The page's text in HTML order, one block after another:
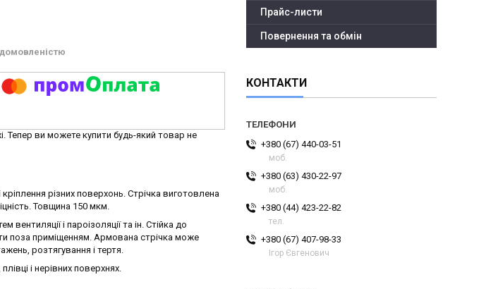
Тепер ви можете купити будь-який товар не
різних поверхонь. Стрічка виготовлена
Товщина 150 мкм.
і пароізоляції та ін. Стійка до
поза приміщенням. Армована стрічка може
розтягування і тертя.
і нерівних поверхнях.
Прайс-листи
Повернення та обмін
КОНТАКТИ
+380 (67) 440-03-51
моб.
+380 (63) 430-22-97
моб.
+380 (44) 423-22-82
тел.
+380 (67) 407-98-33
Ігор Євгенович